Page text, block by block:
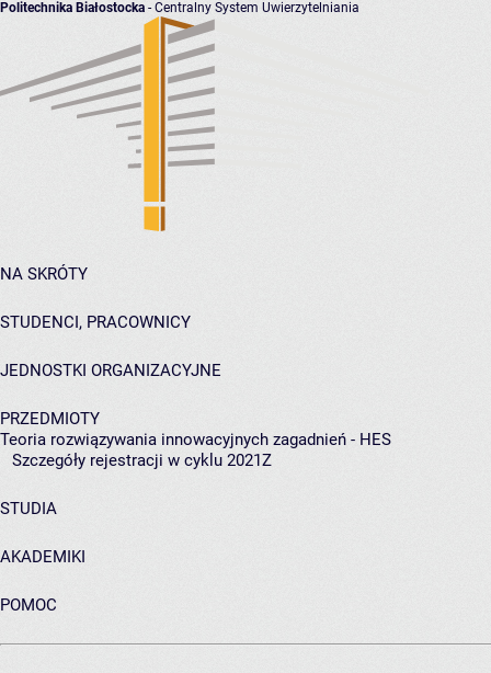
Politechnika Białostocka - Centralny System Uwierzytelniania
NA SKRÓTY
STUDENCI, PRACOWNICY
JEDNOSTKI ORGANIZACYJNE
PRZEDMIOTY
Teoria rozwiązywania innowacyjnych zagadnień - HES
Szczegóły rejestracji w cyklu 2021Z
STUDIA
AKADEMIKI
POMOC